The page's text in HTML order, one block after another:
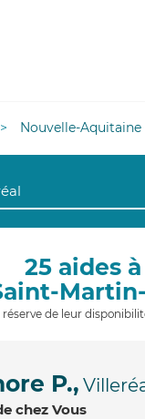
Nouvelle-Aquitaine
25 aides
réserve de leur
P.,
chez Vous